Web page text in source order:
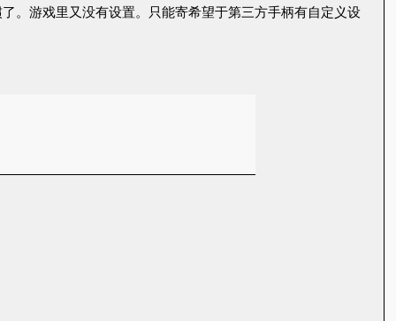
。游戏里又没有设置。只能寄希望于第三方手柄有自定义设